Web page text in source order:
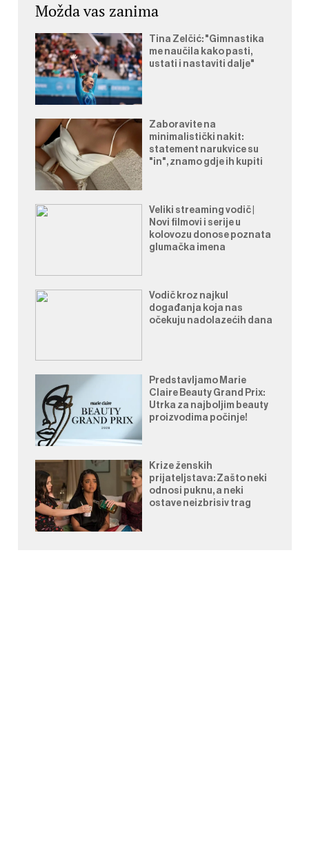
Možda vas zanima
Tina Zelčić: "Gimnastika
me naučila kako pasti,
ustati i nastaviti dalje"
Zaboravite na
minimalistički nakit:
statement narukvice su
"in", znamo gdje ih kupiti
Veliki streaming vodič |
Novi filmovi i serije u
kolovozu donose poznata
glumačka imena
Vodič kroz najkul
događanja koja nas
očekuju nadolazećih dana
Predstavljamo Marie
Claire Beauty Grand Prix:
Utrka za najboljim beauty
proizvodima počinje!
Krize ženskih
prijateljstava: Zašto neki
odnosi puknu, a neki
ostave neizbrisiv trag